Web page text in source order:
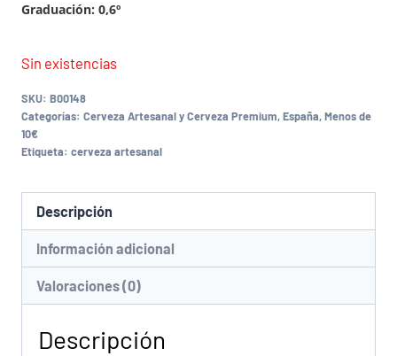
Graduación: 0,6º
Sin existencias
SKU: B00148
Categorías: Cerveza Artesanal y Cerveza Premium,España,Menos de
10€
Etiqueta: cerveza artesanal
Descripción
Información adicional
Valoraciones (0)
Descripción